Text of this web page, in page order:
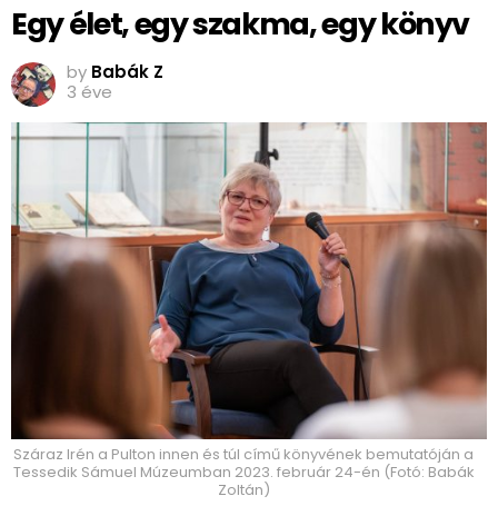
Egy élet, egy szakma, egy könyv
by Babák Z
3 éve
Száraz Irén a Pulton innen és túl című könyvének bemutatóján a
Tessedik Sámuel Múzeumban 2023. február 24-én (Fotó: Babák
Zoltán)